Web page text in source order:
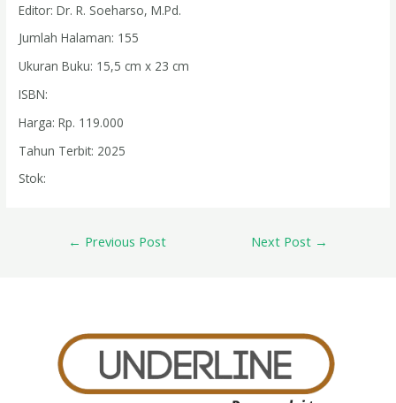
Editor: Dr. R. Soeharso, M.Pd.
Jumlah Halaman: 155
Ukuran Buku: 15,5 cm x 23 cm
ISBN:
Harga: Rp. 119.000
Tahun Terbit: 2025
Stok:
← Previous Post Next Post →